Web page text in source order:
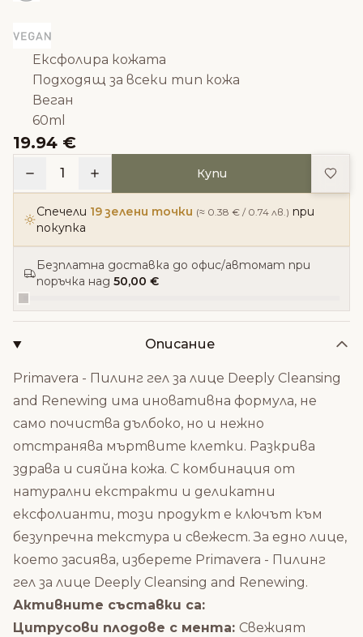
Ексфолира кожата
Подходящ за всеки тип кожа
Веган
60ml
19.94 €
1 Купи
Спечели 19 зелени точки (≈ 0.38 € / 0.74 лв.) при
покупка
Безплатна доставка до офис/автомат при
поръчка над 50,00 €
Описание
Primavera - Пилинг гел за лице Deeply Cleansing
and Renewing има иновативна формула, не
само почиства дълбоко, но и нежно
отстранява мъртвите клетки. Разкрива
здрава и сияйна кожа. С комбинация от
натурални екстракти и деликатни
ексфолианти, този продукт е ключът към
безупречна текстура и свежест. За едно лице,
което засиява, изберете Primavera - Пилинг
гел за лице Deeply Cleansing and Renewing.
Активните съставки са:
Цитрусови плодове с мента: Свежият